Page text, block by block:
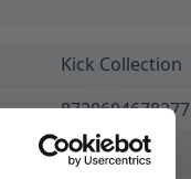
Kick Collection
8720604678277
€ 139,00